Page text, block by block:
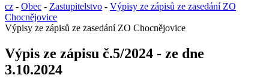
cz - Obec - Zastupitelstvo - Výpisy ze zápisů ze zasedání ZO
Chocnějovice
Výpisy ze zápisů ze zasedání ZO Chocnějovice
Výpis ze zápisu č.5/2024 - ze dne
3.10.2024